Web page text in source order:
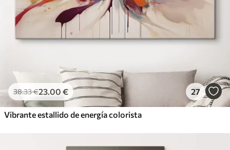
38.33€23.00 € 27
Vibrante estallido de energía colorista